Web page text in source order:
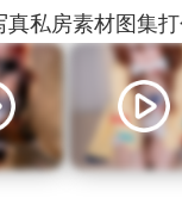
私房素材图集